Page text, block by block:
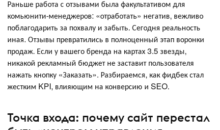
Раньше работа с отзывами была факультативом для
комьюнити-менеджеров: «отработать» негатив, вежливо
поблагодарить за похвалу и забыть. Сегодня реальность
иная. Отзывы превратились в полноценный этап воронки
продаж. Если у вашего бренда на картах 3.5 звезды,
никакой рекламный бюджет не заставит пользователя
нажать кнопку «Заказать». Разбираемся, как фидбек стал
жестким KPI, влияющим на конверсию и SEO.
Точка входа: почему сайт перестал